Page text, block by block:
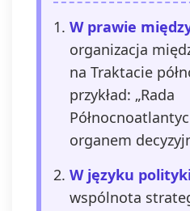
W prawie
organizacja
na Traktacie
przykład: „Rada
organem
W języku
wspólnota